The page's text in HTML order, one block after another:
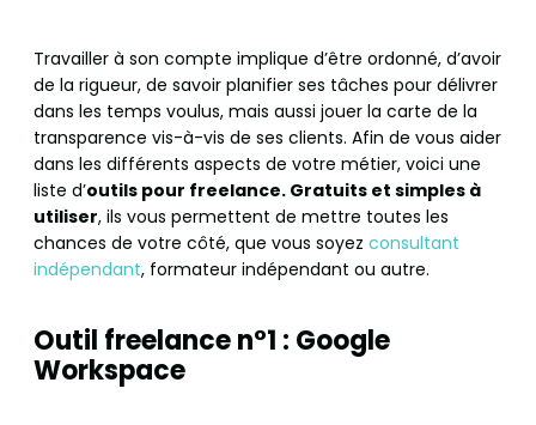
Travailler à son compte implique d’être ordonné, d’avoir
de la rigueur, de savoir planifier ses tâches pour délivrer
dans les temps voulus, mais aussi jouer la carte de la
transparence vis-à-vis de ses clients. Afin de vous aider
dans les différents aspects de votre métier, voici une
liste d’outils pour freelance. Gratuits et simples à
utiliser, ils vous permettent de mettre toutes les
chances de votre côté, que vous soyez consultant
indépendant, formateur indépendant ou autre.
Outil freelance n°1 : Google
Workspace